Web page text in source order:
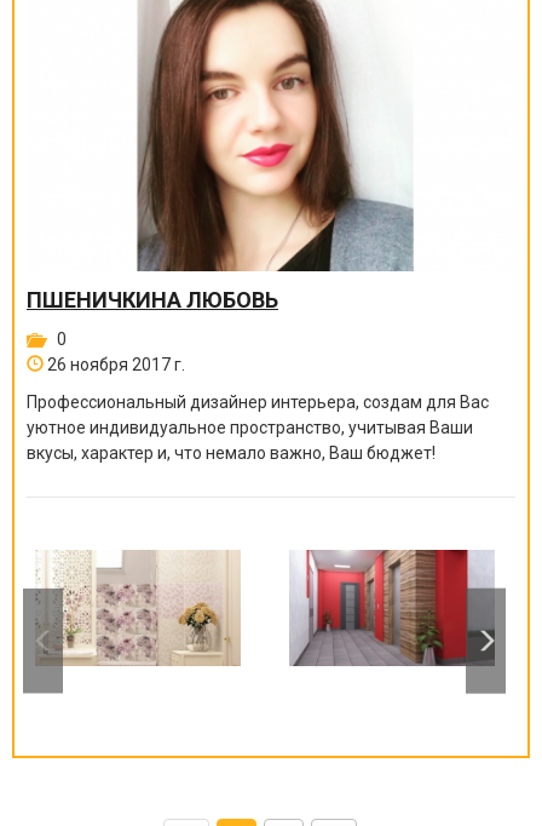
ПШЕНИЧКИНА ЛЮБОВЬ
0
26 ноября 2017 г.
Профессиональный дизайнер интерьера, создам для Вас
уютное индивидуальное пространство, учитывая Ваши
вкусы, характер и, что немало важно, Ваш бюджет!